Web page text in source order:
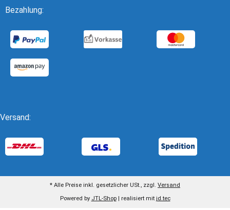
Bezahlung:
Versand:
* Alle Preise inkl. gesetzlicher USt., zzgl. Versand
Powered by JTL-Shop | realisiert mit jd.tec